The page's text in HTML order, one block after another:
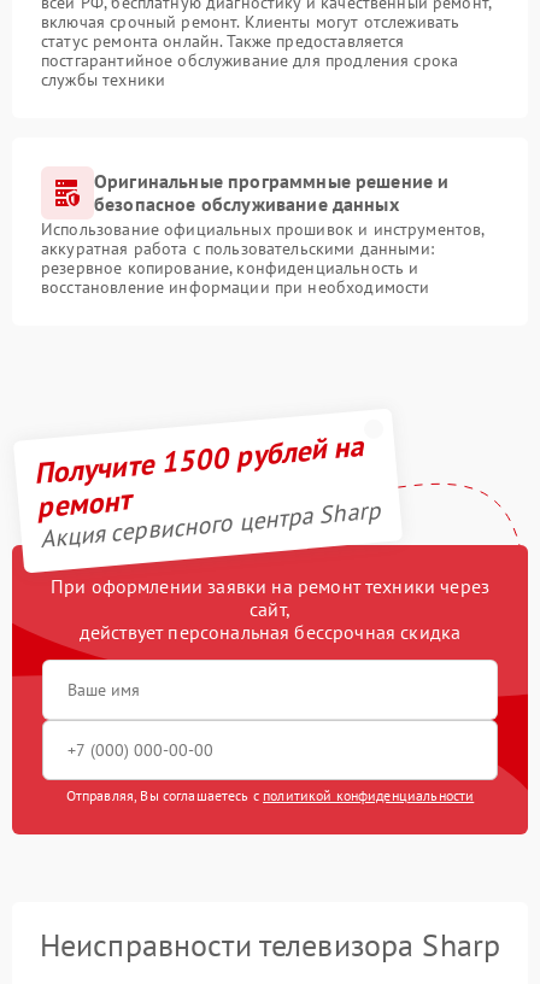
включая срочный ремонт. Клиенты могут отслеживать
статус ремонта онлайн. Также предоставляется
постгарантийное обслуживание для продления срока
службы техники
Оригинальные программные решение и
безопасное обслуживание данных
Использование официальных прошивок и инструментов,
аккуратная работа с пользовательскими данными:
резервное копирование, конфиденциальность и
восстановление информации при необходимости
Получите 1500 рублей на
ремонт
Акция сервисного центра Sharp
При оформлении заявки на ремонт техники через
сайт,
действует персональная бессрочная скидка
Отправляя, Вы соглашаетесь с политикой конфиденциальности
Неисправности телевизора Sharp